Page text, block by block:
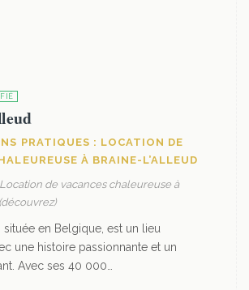
PRATIQUES : LOCATION DE
À BRAINE-L’ALLEUD
de vacances chaleureuse à
située en Belgique, est un lieu
une histoire passionnante et un
Avec ses 40 000…